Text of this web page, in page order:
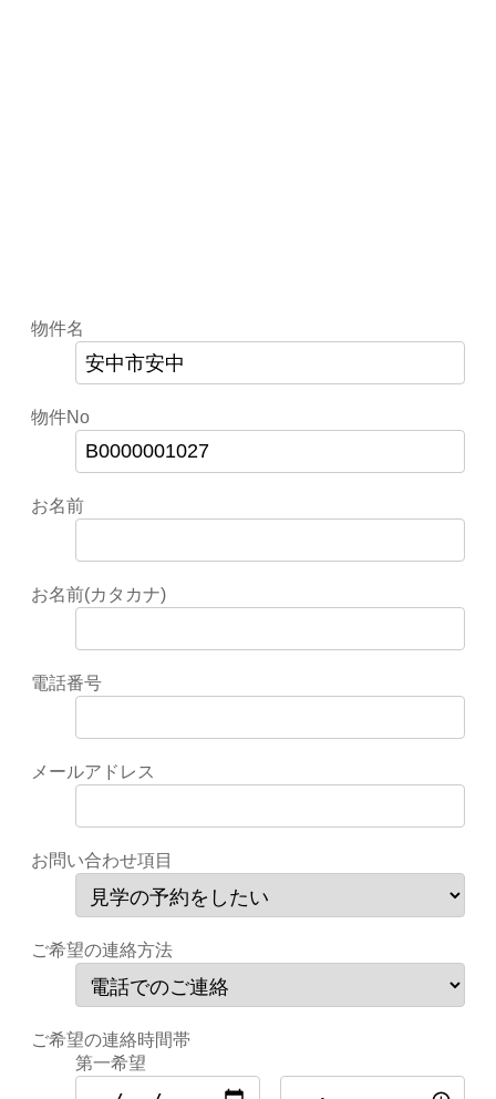
物件名
物件No
お名前
お名前(カタカナ)
電話番号
メールアドレス
お問い合わせ項目
ご希望の連絡方法
ご希望の連絡時間帯
第一希望